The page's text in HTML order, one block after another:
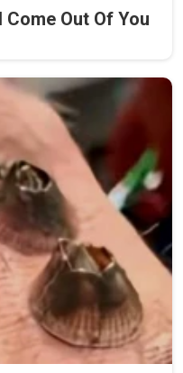
Out Of You